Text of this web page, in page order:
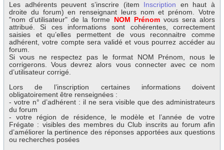
Les adhérents peuvent s’inscrire (item Inscription en haut à
droite du forum) en renseignant leurs nom et prénom. Votre
"nom d’utilisateur" de la forme NOM Prénomvous sera alors
attribué. Si ces informations sont cohérentes, correctement
saisies et qu’elles permettent de vous reconnaitre comme
adhérent, votre compte sera validé et vous pourrez accéder au
forum.
Si vous ne respectez pas le format NOM Prénom, nous le
corrigerons. Vous devrez alors vous connecter avec ce nom
d’utilisateur corrigé.
Lors de l’inscription certaines informations doivent
obligatoirement être renseignées :
- votre n° d’adhérent : il ne sera visible que des administrateurs
du forum
- votre région de résidence, le modèle et l’année de votre
Frégate : visibles des membres du Club inscrits au forum afin
d’améliorer la pertinence des réponses apportées aux questions
ou recherches posées